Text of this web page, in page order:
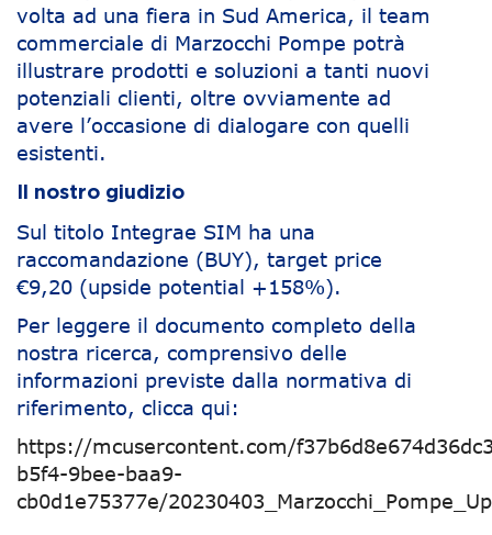
volta ad una fiera in Sud America, il team
commerciale di Marzocchi Pompe potrà
illustrare prodotti e soluzioni a tanti nuovi
potenziali clienti, oltre ovviamente ad
avere l’occasione di dialogare con quelli
esistenti.
Il nostro giudizio
Sul titolo Integrae SIM ha una
raccomandazione (BUY), target price
€9,20 (upside potential +158%).
Per leggere il documento completo della
nostra ricerca, comprensivo delle
informazioni previste dalla normativa di
riferimento, clicca qui:
https://mcusercontent.com/
b5f4-9bee-baa9-
cb0d1e75377e/